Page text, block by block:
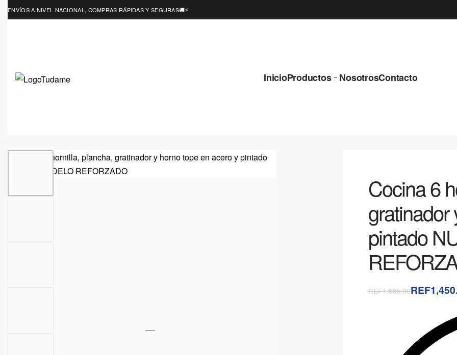
ENVÍOS A NIVEL NACIONAL, COMPRAS RÁPIDAS Y SEGURAS🚚⚡
InicioProductos NosotrosContacto
Cocina 6
gratinador
pintado
REF1,885.00